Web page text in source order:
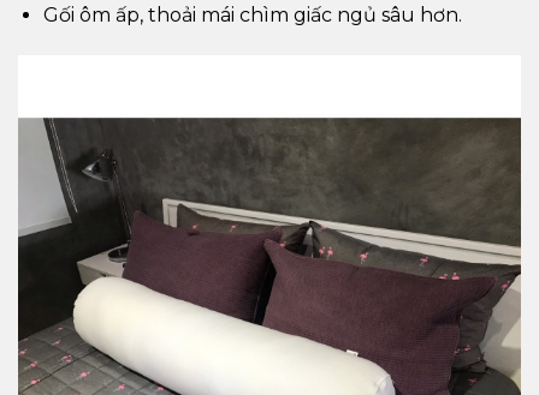
Gối ôm ấp, thoải mái chìm giấc ngủ sâu hơn.